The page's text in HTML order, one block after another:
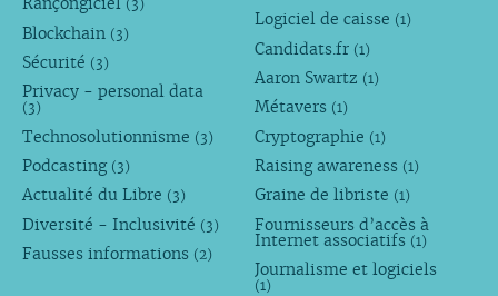
(3)
Blockchain (3)
Sécurité (3)
Privacy - personal data
(3)
Technosolutionnisme (3)
Podcasting (3)
Actualité du Libre (3)
Diversité - Inclusivité (3)
Fausses informations (2)
Logiciel de caisse (1)
Candidats.fr (1)
Aaron Swartz (1)
Métavers (1)
Cryptographie (1)
Raising awareness (1)
Graine de libriste (1)
Fournisseurs d’accès à
Internet associatifs (1)
Journalisme et logiciels
(1)